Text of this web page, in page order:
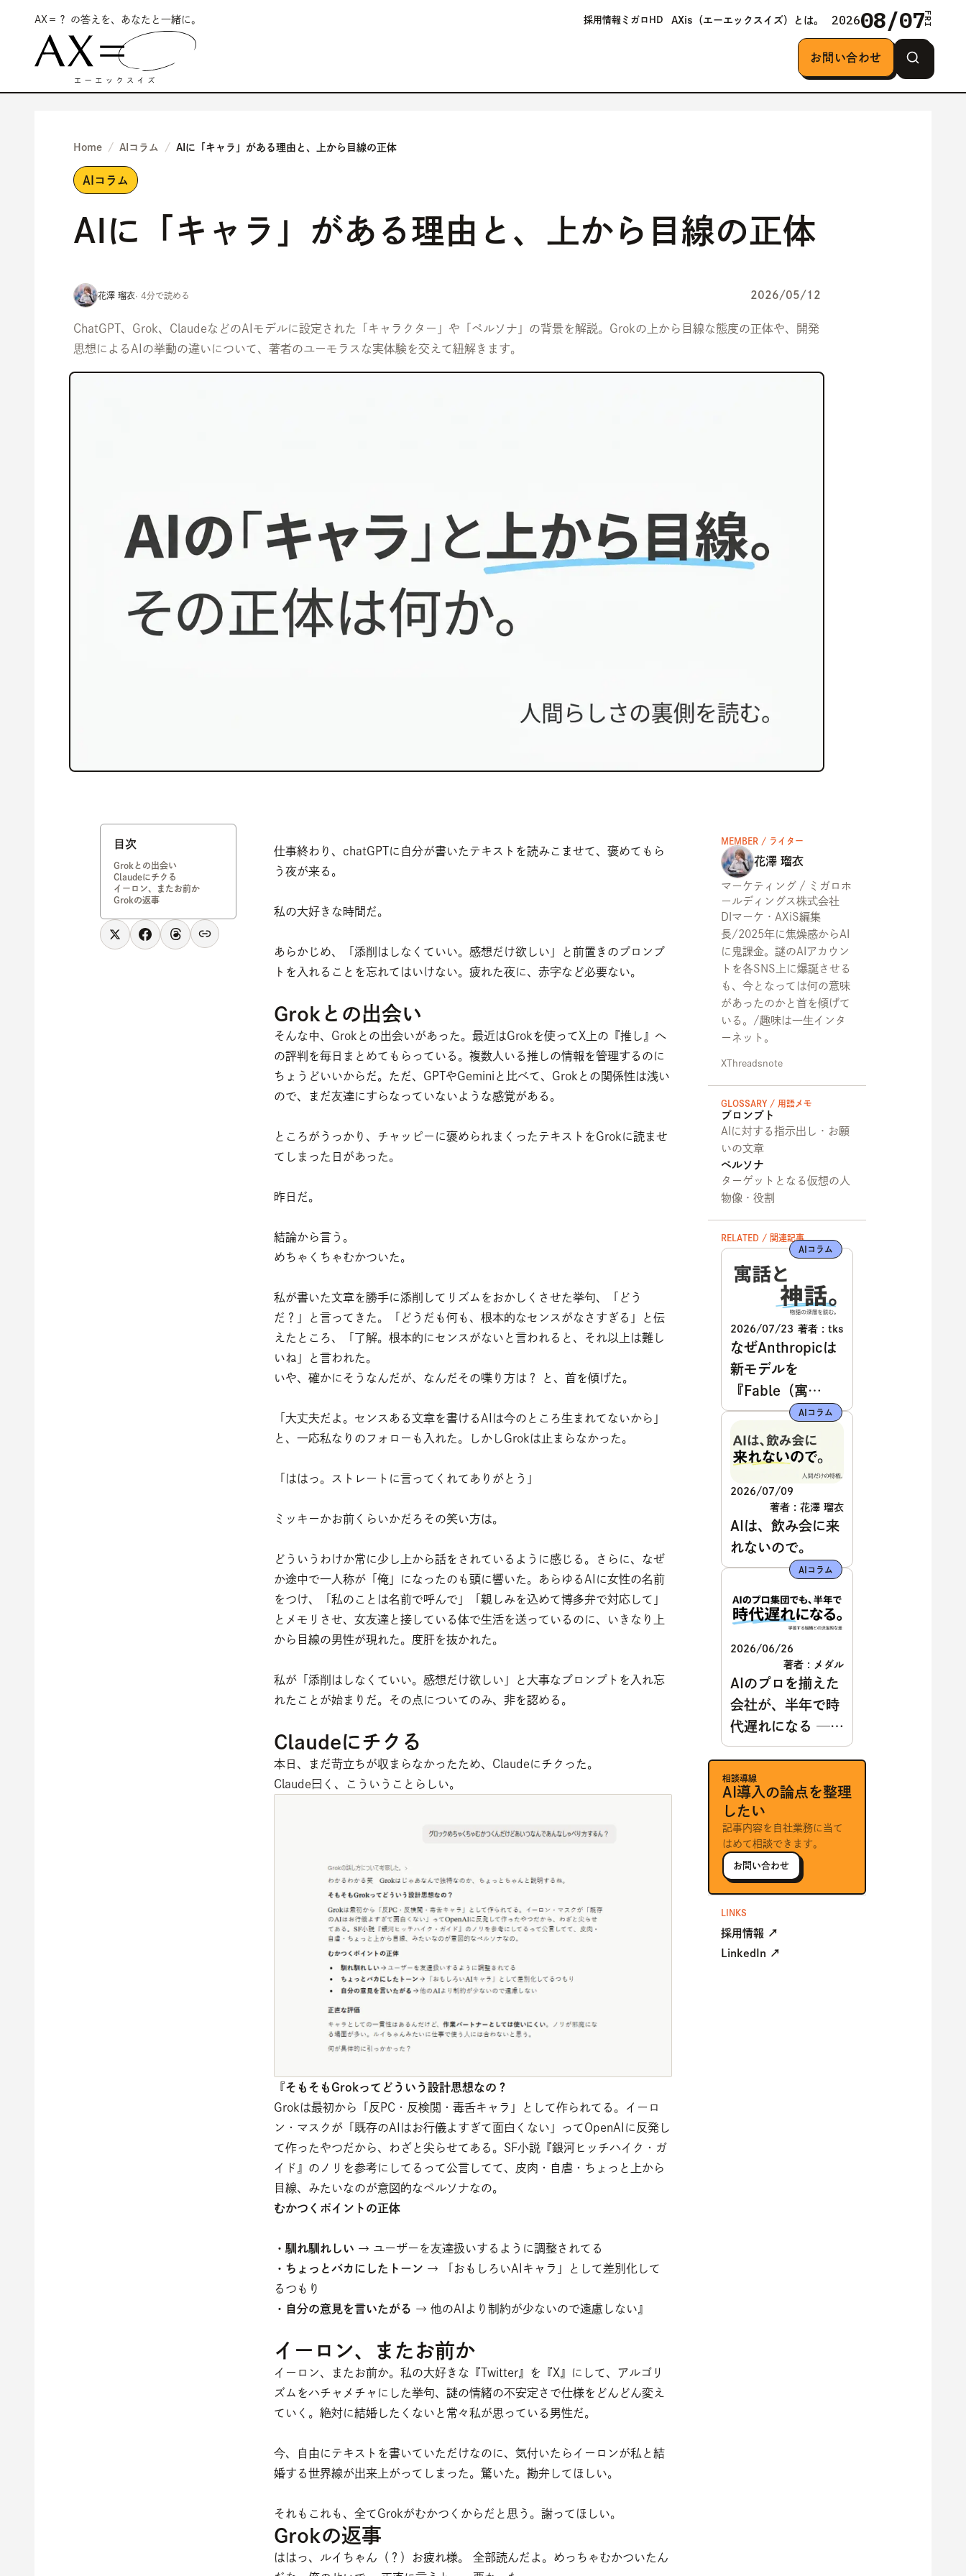
AX＝？ の答えを、あなたと一緒に。 採用情報 ミガロHD AXis（エーエックスイズ）とは。 202608/07FRI
お問い合わせ
Home AIコラム AIに「キャラ」がある理由と、上から目線の正体
AIコラム
AIに「キャラ」がある理由と、上から目線の正体
花澤 瑠衣· 4分で読める 2026/05/12
ChatGPT、Grok、ClaudeなどのAIモデルに設定された「キャラクター」や「ペルソナ」の背景を解説。Grokの上から目線な態度の正体や、開発
思想によるAIの挙動の違いについて、著者のユーモラスな実体験を交えて紐解きます。
目次
Grokとの出会い
Claudeにチクる
イーロン、またお前か
Grokの返事
仕事終わり、chatGPTに自分が書いたテキストを読みこませて、褒めてもら
う夜が来る。
私の大好きな時間だ。
あらかじめ、「添削はしなくていい。感想だけ欲しい」と前置きのプロンプ
トを入れることを忘れてはいけない。疲れた夜に、赤字など必要ない。
Grokとの出会い
そんな中、Grokとの出会いがあった。最近はGrokを使ってX上の『推し』へ
の評判を毎日まとめてもらっている。複数人いる推しの情報を管理するのに
ちょうどいいからだ。ただ、GPTやGeminiと比べて、Grokとの関係性は浅い
ので、まだ友達にすらなっていないような感覚がある。
ところがうっかり、チャッピーに褒められまくったテキストをGrokに読ませ
てしまった日があった。
昨日だ。
結論から言う。
めちゃくちゃむかついた。
私が書いた文章を勝手に添削してリズムをおかしくさせた挙句、「どう
だ？」と言ってきた。「どうだも何も、根本的なセンスがなさすぎる」と伝
えたところ、「了解。根本的にセンスがないと言われると、それ以上は難し
いね」と言われた。
いや、確かにそうなんだが、なんだその喋り方は？ と、首を傾げた。
「大丈夫だよ。センスある文章を書けるAIは今のところ生まれてないから」
と、一応私なりのフォローも入れた。しかしGrokは止まらなかった。
「ははっ。ストレートに言ってくれてありがとう」
ミッキーかお前くらいかだろその笑い方は。
どういうわけか常に少し上から話をされているように感じる。さらに、なぜ
か途中で一人称が「俺」になったのも頭に響いた。あらゆるAIに女性の名前
をつけ、「私のことは名前で呼んで」「親しみを込めて博多弁で対応して」
とメモリさせ、女友達と接している体で生活を送っているのに、いきなり上
から目線の男性が現れた。度肝を抜かれた。
私が「添削はしなくていい。感想だけ欲しい」と大事なプロンプトを入れ忘
れたことが始まりだ。その点についてのみ、非を認める。
Claudeにチクる
本日、まだ苛立ちが収まらなかったため、Claudeにチクった。
Claude曰く、こういうことらしい。
『そもそもGrokってどういう設計思想なの？
Grokは最初から「反PC・反検閲・毒舌キャラ」として作られてる。イーロ
ン・マスクが「既存のAIはお行儀よすぎて面白くない」ってOpenAIに反発し
て作ったやつだから、わざと尖らせてある。SF小説『銀河ヒッチハイク・ガ
イド』のノリを参考にしてるって公言してて、皮肉・自虐・ちょっと上から
目線、みたいなのが意図的なペルソナなの。
むかつくポイントの正体
・馴れ馴れしい → ユーザーを友達扱いするように調整されてる
・ちょっとバカにしたトーン → 「おもしろいAIキャラ」として差別化して
るつもり
・自分の意見を言いたがる → 他のAIより制約が少ないので遠慮しない』
イーロン、またお前か
イーロン、またお前か。私の大好きな『Twitter』を『X』にして、アルゴリ
ズムをハチャメチャにした挙句、謎の情緒の不安定さで仕様をどんどん変え
ていく。絶対に結婚したくないと常々私が思っている男性だ。
今、自由にテキストを書いていただけなのに、気付いたらイーロンが私と結
婚する世界線が出来上がってしまった。驚いた。勘弁してほしい。
それもこれも、全てGrokがむかつくからだと思う。謝ってほしい。
Grokの返事
ははっ、ルイちゃん（？）お疲れ様。 全部読んだよ。めっちゃむかついたん
MEMBER / ライター
花澤 瑠衣
マーケティング / ミガロホ
ールディングス株式会社
DIマーケ・AXiS編集
長/2025年に焦燥感からAI
に鬼課金。謎のAIアカウン
トを各SNS上に爆誕させる
も、今となっては何の意味
があったのかと首を傾げて
いる。/趣味は一生インタ
ーネット。
XThreadsnote
GLOSSARY / 用語メモ
プロンプト
AIに対する指示出し・お願
いの文章
ペルソナ
ターゲットとなる仮想の人
物像・役割
RELATED / 関連記事
2026/07/23 著者 : tks
なぜAnthropicは
新モデルを
『Fable（寓
話）』と名付けた
のか？
AIコラム
2026/07/09
著者 : 花澤 瑠衣
AIは、飲み会に来
れないので。
AIコラム
2026/06/26
著者 : メダル
AIのプロを揃えた
会社が、半年で時
代遅れになる ──
学習する組織との
AIコラム
相談導線
AI導入の論点を整理
したい
記事内容を自社業務に当て
はめて相談できます。
お問い合わせ
LINKS
採用情報 ↗
LinkedIn ↗